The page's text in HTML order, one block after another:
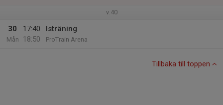
v.40
30
Mån
17:40
18:50
Isträning
ProTrain Arena
Tillbaka till toppen